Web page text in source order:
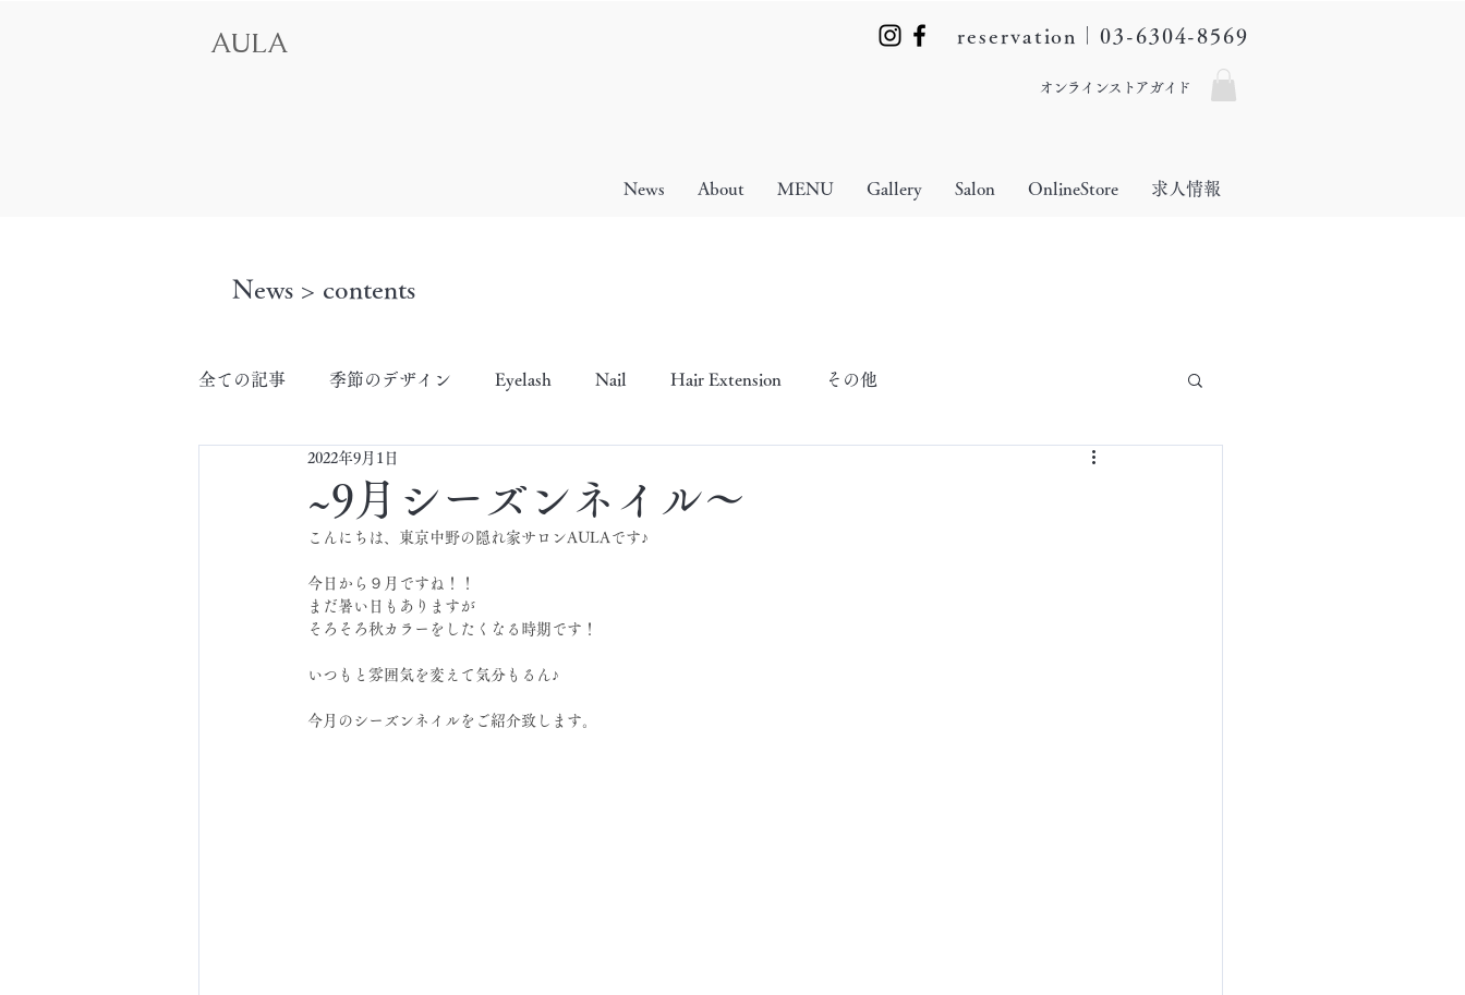
reservation｜03-6304-8569
AULA
オンラインストアガイド
News About MENU Gallery Salon OnlineStore 求人情報
News > contents
全ての記事 季節のデザイン Eyelash Nail Hair Extension その他
~9月シーズンネイル〜
2022年9月1日
こんにちは、東京中野の隠れ家サロンAULAです♪
今日から９月ですね！！
まだ暑い日もありますが
そろそろ秋カラーをしたくなる時期です！
いつもと雰囲気を変えて気分もるん♪
今月のシーズンネイルをご紹介致します。